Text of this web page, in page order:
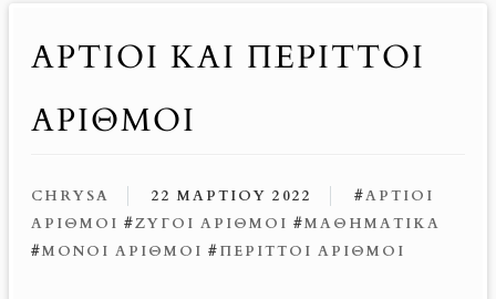
ΆΡΤΙΟΙ ΚΑΙ ΠΕΡΙΤΤΟΊ
ΑΡΙΘΜΟΊ
CHRYSA 22 ΜΑΡΤΊΟΥ 2022 #ΆΡΤΙΟΙ
ΑΡΙΘΜΟΊ #ΖΥΓΟΊ ΑΡΙΘΜΟΊ #ΜΑΘΗΜΑΤΙΚΆ
#ΜΟΝΟΊ ΑΡΙΘΜΟΊ #ΠΕΡΙΤΤΟΊ ΑΡΙΘΜΟΊ